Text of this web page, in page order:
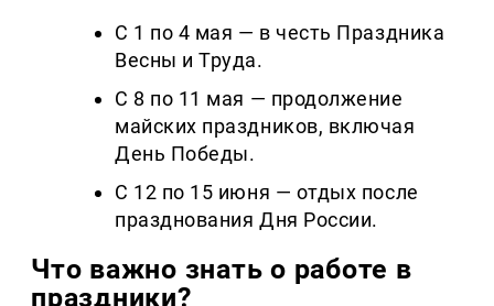
С 1 по 4 мая — в честь Праздника
Весны и Труда.
С 8 по 11 мая — продолжение
майских праздников, включая
День Победы.
С 12 по 15 июня — отдых после
празднования Дня России.
Что важно знать о работе в
праздники?